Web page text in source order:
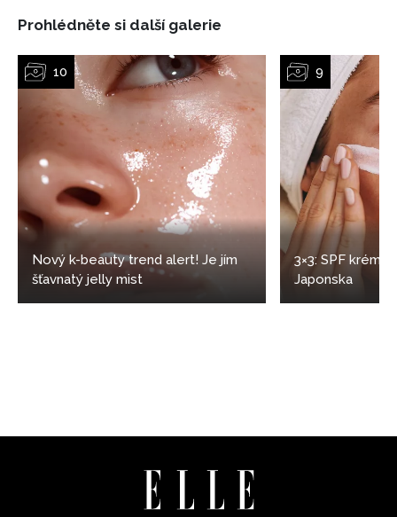
Prohlédněte si další galerie
Nový k-beauty trend alert! Je jím
šťavnatý jelly mist
3×3: SPF krémy
Japonska